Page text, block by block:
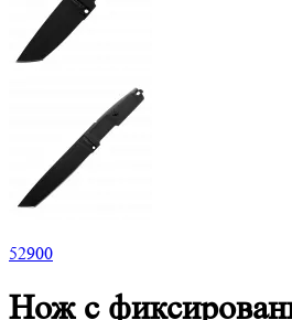
52900
Нож с